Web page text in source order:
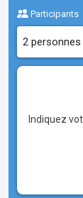
Participants
Indiquez